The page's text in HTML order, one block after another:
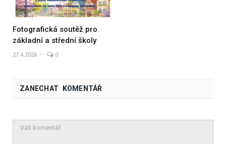
Fotografická soutěž pro
základní a střední školy
27.4.2026 0
ZANECHAT KOMENTÁŘ